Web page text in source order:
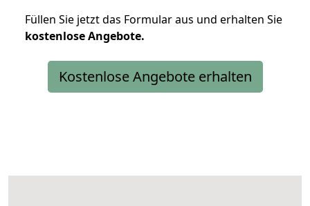
Füllen Sie jetzt das Formular aus und erhalten Sie
kostenloseAngebote.
Kostenlose Angebote erhalten